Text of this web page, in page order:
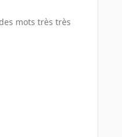
mots très très